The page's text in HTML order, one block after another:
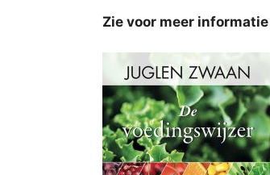
Zie voor meer